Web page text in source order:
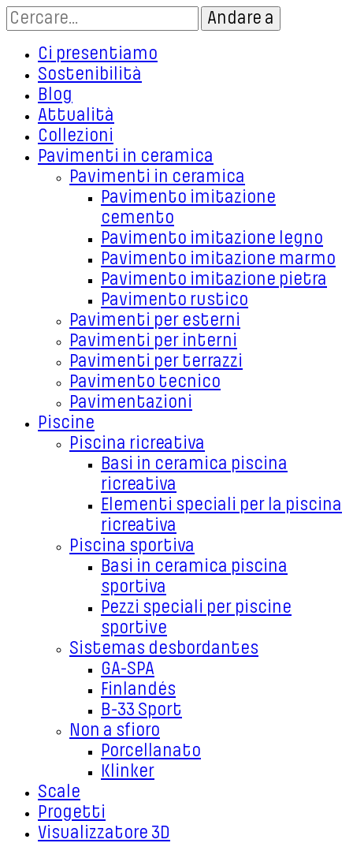
Ci presentiamo
Sostenibilità
Blog
Attualità
Collezioni
Pavimenti in ceramica
Pavimenti in ceramica
Pavimento imitazione
cemento
Pavimento imitazione legno
Pavimento imitazione marmo
Pavimento imitazione pietra
Pavimento rustico
Pavimenti per esterni
Pavimenti per interni
Pavimenti per terrazzi
Pavimento tecnico
Pavimentazioni
Piscine
Piscina ricreativa
Basi in ceramica piscina
ricreativa
Elementi speciali per la piscina
ricreativa
Piscina sportiva
Basi in ceramica piscina
sportiva
Pezzi speciali per piscine
sportive
Sistemas desbordantes
GA-SPA
Finlandés
B-33 Sport
Non a sfioro
Porcellanato
Klinker
Scale
Progetti
Visualizzatore 3D